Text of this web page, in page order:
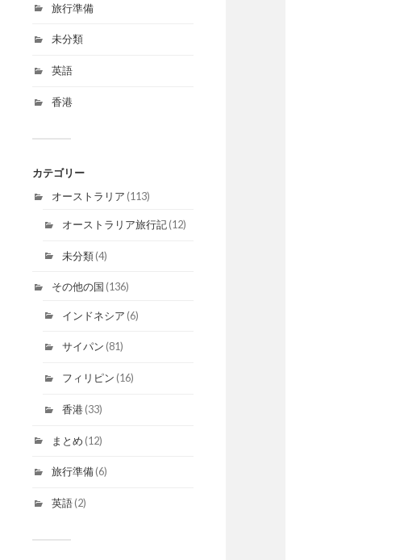
旅行準備
未分類
英語
香港
カテゴリー
オーストラリア (113)
オーストラリア旅行記(12)
未分類(4)
その他の国 (136)
インドネシア (6)
サイパン (81)
フィリピン (16)
香港(33)
まとめ (12)
旅行準備(6)
英語(2)